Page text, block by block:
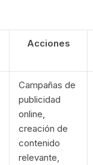
Acciones
Campañas de
publicidad
online,
creación de
contenido
relevante,